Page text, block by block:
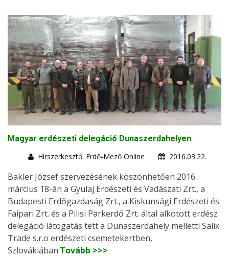
Magyar erdészeti delegáció Dunaszerdahelyen
Hírszerkesztő: Erdő-Mező Online
2016.03.22.
Bakler József szervezésének köszönhetően 2016.
március 18-án a Gyulaj Erdészeti és Vadászati Zrt., a
Budapesti Erdőgazdaság Zrt., a Kiskunsági Erdészeti és
Faipari Zrt. és a Pilisi Parkerdő Zrt. által alkotott erdész
delegáció látogatás tett a Dunaszerdahely melletti Salix
Trade s.r.o erdészeti csemetekertben,
Szlovákiában.Tovább >>>